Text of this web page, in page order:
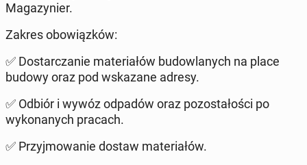
Magazynier.
Zakres obowiązków:
✅ Dostarczanie materiałów budowlanych na place
budowy oraz pod wskazane adresy.
✅ Odbiór i wywóz odpadów oraz pozostałości po
wykonanych pracach.
✅ Przyjmowanie dostaw materiałów.